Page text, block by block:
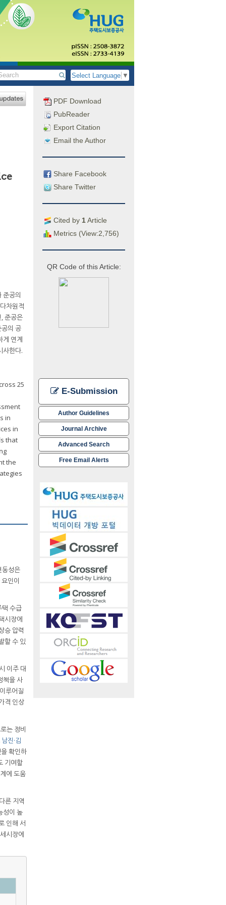
Select Language ▼
PDF Download
PubReader
Export Citation
Email the Author
Share Facebook
Share Twitter
Cited by 1Article
Metrics (View:2,756)
QR Code of this Article:
E-Submission
Author Guidelines
Journal Archive
Advanced Search
Free Email Alerts
준공의
차원적
준공은
의 공
게 연계
사한다.
25
in
in
that
the
동성은
인이
택 수급
시장에
승 압력
할 수 있
이주 대
책을 사
루어질
격 인상
는 정비
남진·김
확인하
기여할
에 도움
른 지역
성이 높
인해 서
시장에